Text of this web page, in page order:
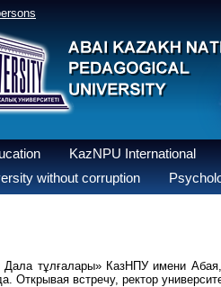
KazNPU International
without corruption
тұлғалары» КазНПУ имени
Открывая встречу, ректор